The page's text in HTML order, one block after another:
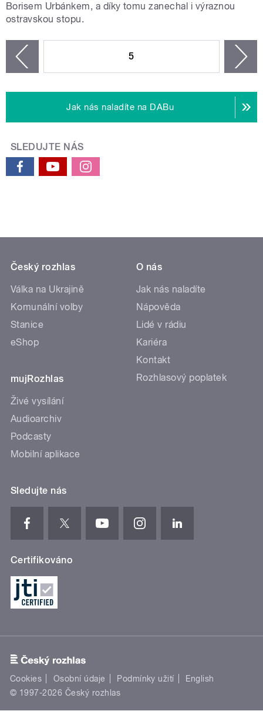
Borisem Urbánkem, a díky tomu zanechal i výraznou
ostravskou stopu.
5
Jak nás naladíte na DABu
SLEDUJTE NÁS
Český rozhlas
Válka na Ukrajině
Komunální volby
Stanice
eShop
mujRozhlas
Živé vysílání
Audioarchiv
Podcasty
Mobilní aplikace
O nás
Jak nás naladíte
Nápověda
Lidé v rádiu
Kariéra
Kontakt
Rozhlasový poplatek
Sledujte nás
Certifikováno
Cookies Osobní údaje Podmínky užití
English
© 1997-2026 Český rozhlas